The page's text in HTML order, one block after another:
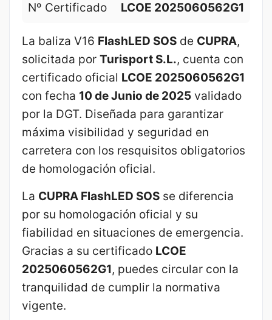
Nº Certificado LCOE 2025060562G1
La baliza V16 FlashLED SOS de CUPRA,
solicitada por Turisport S.L., cuenta con
certificado oficial LCOE 2025060562G1
con fecha 10 de Junio de 2025 validado
por la DGT. Diseñada para garantizar
máxima visibilidad y seguridad en
carretera con los resquisitos obligatorios
de homologación oficial.
La CUPRA FlashLED SOS se diferencia
por su homologación oficial y su
fiabilidad en situaciones de emergencia.
Gracias a su certificado LCOE
2025060562G1, puedes circular con la
tranquilidad de cumplir la normativa
vigente.